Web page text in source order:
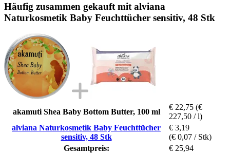
Häufig zusammen gekauft mit alviana
Naturkosmetik Baby Feuchttücher sensitiv, 48 Stk
akamuti Shea Baby Bottom Butter, 100 ml
€ 22,75 (€
227,50 / l)
alviana Naturkosmetik Baby Feuchttücher
sensitiv, 48 Stk
€ 3,19
(€ 0,07 / Stk)
Gesamtpreis:
€ 25,94